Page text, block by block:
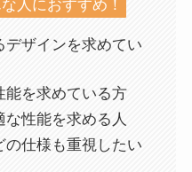
人におすすめ！
ザインを求めてい
能を求めている方
性能を求める人
の仕様も重視したい